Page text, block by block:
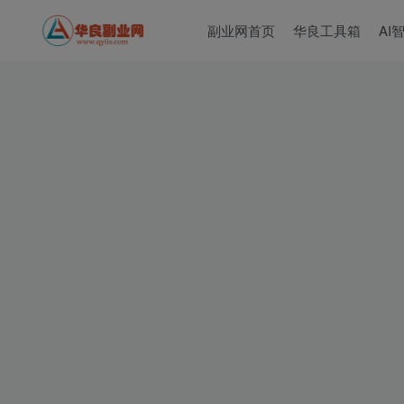
副业网首页 华良工具箱 AI